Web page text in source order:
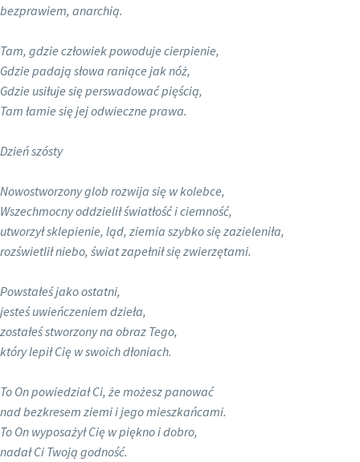
bezprawiem, anarchią.
Tam, gdzie człowiek powoduje cierpienie,
Gdzie padają słowa raniące jak nóż,
Gdzie usiłuje się perswadować pięścią,
Tam łamie się jej odwieczne prawa.
Dzień szósty
Nowostworzony glob rozwija się w kolebce,
Wszechmocny oddzielił światłość i ciemność,
utworzył sklepienie, ląd, ziemia szybko się zazieleniła,
rozświetlił niebo, świat zapełnił się zwierzętami.
Powstałeś jako ostatni,
jesteś uwieńczeniem dzieła,
zostałeś stworzony na obraz Tego,
który lepił Cię w swoich dłoniach.
To On powiedział Ci, że możesz panować
nad bezkresem ziemi i jego mieszkańcami.
To On wyposażył Cię w piękno i dobro,
nadał Ci Twoją godność.